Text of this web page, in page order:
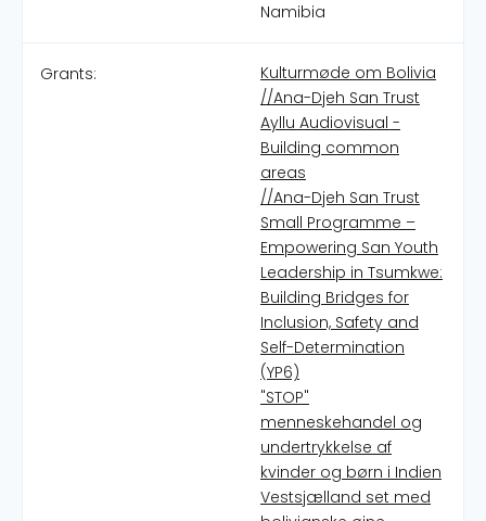
Namibia
Grants:
Kulturmøde om Bolivia
//Ana-Djeh San Trust
Ayllu Audiovisual -
Building common
areas
//Ana-Djeh San Trust
Small Programme –
Empowering San Youth
Leadership in Tsumkwe:
Building Bridges for
Inclusion, Safety and
Self-Determination
(YP6)
"STOP"
menneskehandel og
undertrykkelse af
kvinder og børn i Indien
Vestsjælland set med